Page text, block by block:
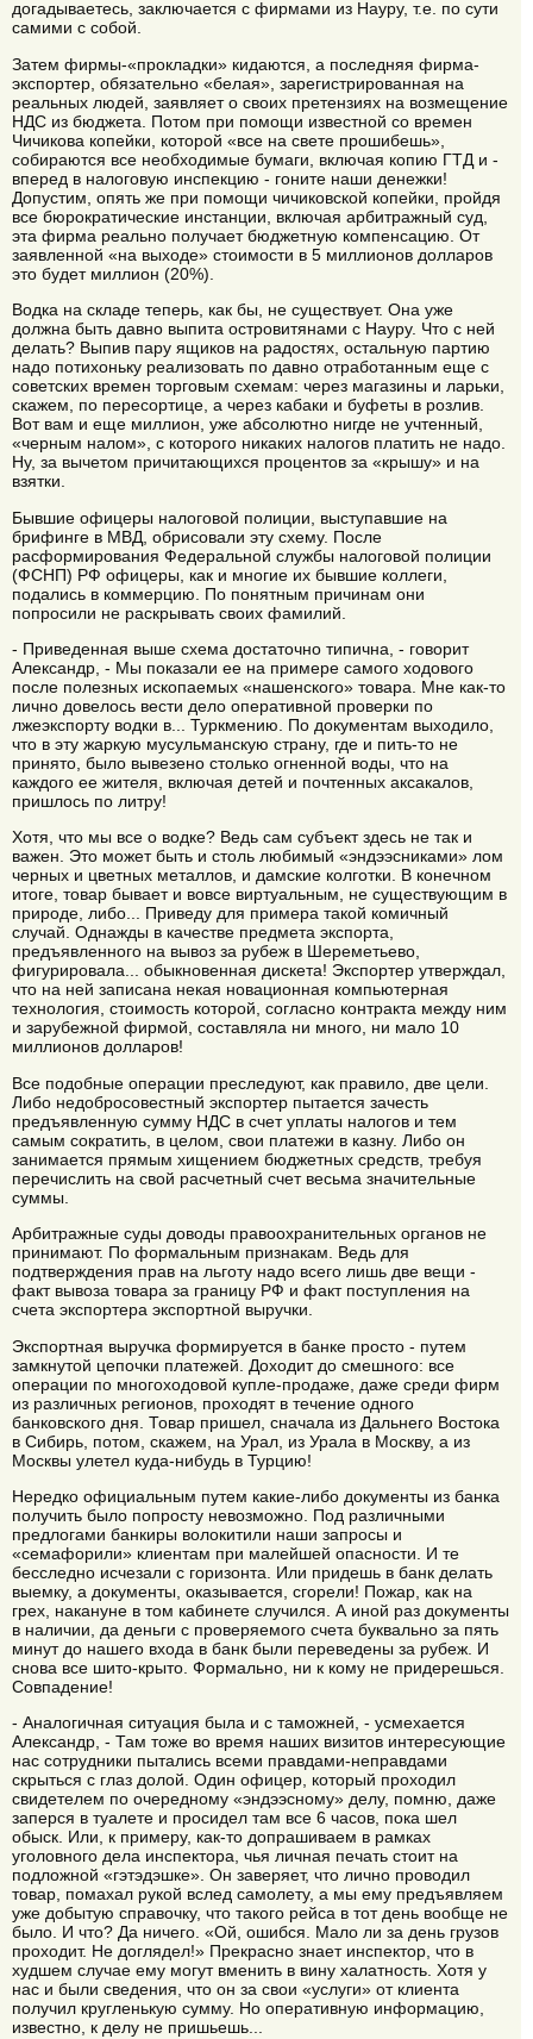
догадываетесь, заключается с фирмами из Науру, т.е. по сути
самими с собой.
Затем фирмы-«прокладки» кидаются, а последняя фирма-
экспортер, обязательно «белая», зарегистрированная на
реальных людей, заявляет о своих претензиях на возмещение
НДС из бюджета. Потом при помощи известной со времен
Чичикова копейки, которой «все на свете прошибешь»,
собираются все необходимые бумаги, включая копию ГТД и -
вперед в налоговую инспекцию - гоните наши денежки!
Допустим, опять же при помощи чичиковской копейки, пройдя
все бюрократические инстанции, включая арбитражный суд,
эта фирма реально получает бюджетную компенсацию. От
заявленной «на выходе» стоимости в 5 миллионов долларов
это будет миллион (20%).
Водка на складе теперь, как бы, не существует. Она уже
должна быть давно выпита островитянами с Науру. Что с ней
делать? Выпив пару ящиков на радостях, остальную партию
надо потихоньку реализовать по давно отработанным еще с
советских времен торговым схемам: через магазины и ларьки,
скажем, по пересортице, а через кабаки и буфеты в розлив.
Вот вам и еще миллион, уже абсолютно нигде не учтенный,
«черным налом», с которого никаких налогов платить не надо.
Ну, за вычетом причитающихся процентов за «крышу» и на
взятки.
Бывшие офицеры налоговой полиции, выступавшие на
брифинге в МВД, обрисовали эту схему. После
расформирования Федеральной службы налоговой полиции
(ФСНП) РФ офицеры, как и многие их бывшие коллеги,
подались в коммерцию. По понятным причинам они
попросили не раскрывать своих фамилий.
- Приведенная выше схема достаточно типична, - говорит
Александр, - Мы показали ее на примере самого ходового
после полезных ископаемых «нашенского» товара. Мне как-то
лично довелось вести дело оперативной проверки по
лжеэкспорту водки в... Туркмению. По документам выходило,
что в эту жаркую мусульманскую страну, где и пить-то не
принято, было вывезено столько огненной воды, что на
каждого ее жителя, включая детей и почтенных аксакалов,
пришлось по литру!
Хотя, что мы все о водке? Ведь сам субъект здесь не так и
важен. Это может быть и столь любимый «эндээсниками» лом
черных и цветных металлов, и дамские колготки. В конечном
итоге, товар бывает и вовсе виртуальным, не существующим в
природе, либо... Приведу для примера такой комичный
случай. Однажды в качестве предмета экспорта,
предъявленного на вывоз за рубеж в Шереметьево,
фигурировала... обыкновенная дискета! Экспортер утверждал,
что на ней записана некая новационная компьютерная
технология, стоимость которой, согласно контракта между ним
и зарубежной фирмой, составляла ни много, ни мало 10
миллионов долларов!
Все подобные операции преследуют, как правило, две цели.
Либо недобросовестный экспортер пытается зачесть
предъявленную сумму НДС в счет уплаты налогов и тем
самым сократить, в целом, свои платежи в казну. Либо он
занимается прямым хищением бюджетных средств, требуя
перечислить на свой расчетный счет весьма значительные
суммы.
Арбитражные суды доводы правоохранительных органов не
принимают. По формальным признакам. Ведь для
подтверждения прав на льготу надо всего лишь две вещи -
факт вывоза товара за границу РФ и факт поступления на
счета экспортера экспортной выручки.
Экспортная выручка формируется в банке просто - путем
замкнутой цепочки платежей. Доходит до смешного: все
операции по многоходовой купле-продаже, даже среди фирм
из различных регионов, проходят в течение одного
банковского дня. Товар пришел, сначала из Дальнего Востока
в Сибирь, потом, скажем, на Урал, из Урала в Москву, а из
Москвы улетел куда-нибудь в Турцию!
Нередко официальным путем какие-либо документы из банка
получить было попросту невозможно. Под различными
предлогами банкиры волокитили наши запросы и
«семафорили» клиентам при малейшей опасности. И те
бесследно исчезали с горизонта. Или придешь в банк делать
выемку, а документы, оказывается, сгорели! Пожар, как на
грех, накануне в том кабинете случился. А иной раз документы
в наличии, да деньги с проверяемого счета буквально за пять
минут до нашего входа в банк были переведены за рубеж. И
снова все шито-крыто. Формально, ни к кому не придерешься.
Совпадение!
- Аналогичная ситуация была и с таможней, - усмехается
Александр, - Там тоже во время наших визитов интересующие
нас сотрудники пытались всеми правдами-неправдами
скрыться с глаз долой. Один офицер, который проходил
свидетелем по очередному «эндээсному» делу, помню, даже
заперся в туалете и просидел там все 6 часов, пока шел
обыск. Или, к примеру, как-то допрашиваем в рамках
уголовного дела инспектора, чья личная печать стоит на
подложной «гэтэдэшке». Он заверяет, что лично проводил
товар, помахал рукой вслед самолету, а мы ему предъявляем
уже добытую справочку, что такого рейса в тот день вообще не
было. И что? Да ничего. «Ой, ошибся. Мало ли за день грузов
проходит. Не доглядел!» Прекрасно знает инспектор, что в
худшем случае ему могут вменить в вину халатность. Хотя у
нас и были сведения, что он за свои «услуги» от клиента
получил кругленькую сумму. Но оперативную информацию,
известно, к делу не пришьешь...